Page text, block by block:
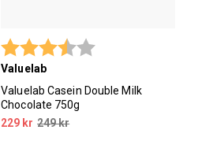
Betyg:
Valuelab
Valuelab Casein Double Milk
Chocolate 750g
229 kr 249 kr